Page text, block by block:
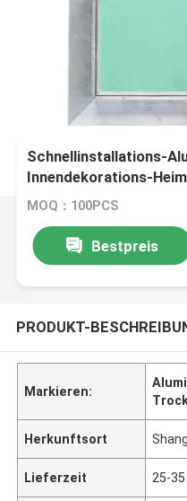
Schnellinstallations-
Innendekorations-
MOQ：100PCS
Bestpreis
PRODUKT-
Markieren:
Herkunftsort
Lieferzeit 25-